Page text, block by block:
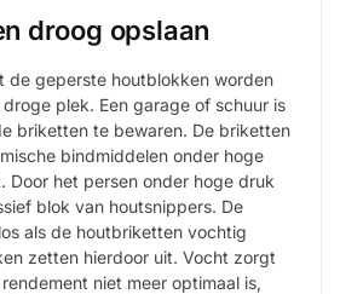
droog opslaan
de geperste houtblokken worden
plek. Een garage of schuur is
briketten te bewaren. De briketten
bindmiddelen onder hoge
Door het persen onder hoge druk
blok van houtsnippers. De
als de houtbriketten vochtig
zetten hierdoor uit. Vocht zorgt
niet meer optimaal is,